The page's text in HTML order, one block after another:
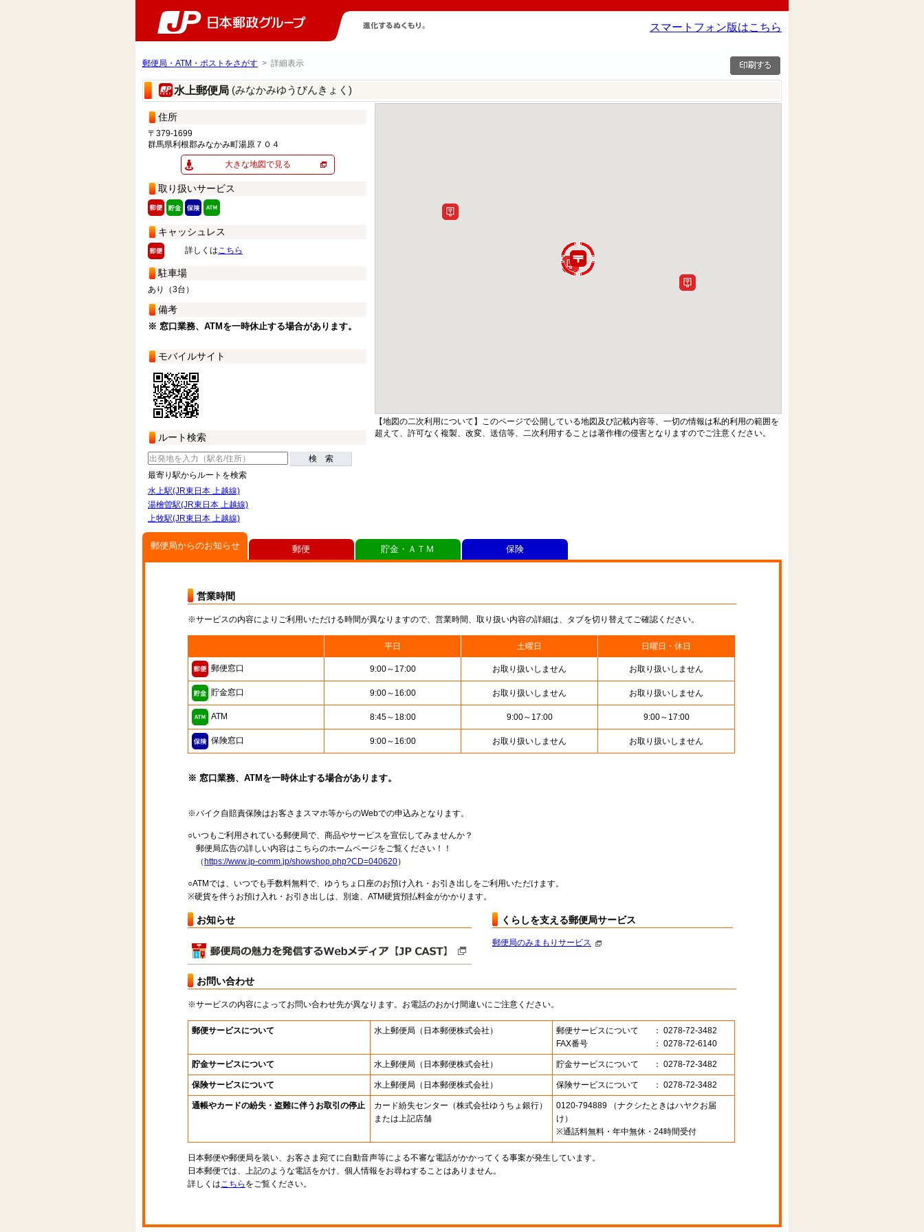
スマートフォン版はこちら
郵便局・ATM・ポストをさがす > 詳細表示
水上郵便局 (みなかみゆうびんきょく)
住所
〒379-1699
群馬県利根郡みなかみ町湯原７０４
大きな地図で見る
取り扱いサービス
キャッシュレス
詳しくはこちら
駐車場
あり（3台）
備考
※ 窓口業務、ATMを一時休止する場合があります。
モバイルサイト
ルート検索
検 索
最寄り駅からルートを検索
水上駅(JR東日本 上越線)
湯檜曽駅(JR東日本 上越線)
上牧駅(JR東日本 上越線)
【地図の二次利用について】このページで公開している地図及び記載内容等、一切の情報は私的利用の範囲を
超えて、許可なく複製、改変、送信等、二次利用することは著作権の侵害となりますのでご注意ください。
郵便局からのお知らせ
営業時間
※サービスの内容によりご利用いただける時間が異なりますので、営業時間、取り扱い内容の詳細は、タブを切り替えてご確認ください。
平日 土曜日 日曜日・休日
郵便窓口 9:00～17:00 お取り扱いしません お取り扱いしません
貯金窓口 9:00～16:00 お取り扱いしません お取り扱いしません
ATM 8:45～18:00 9:00～17:00 9:00～17:00
保険窓口 9:00～16:00 お取り扱いしません お取り扱いしません
※ 窓口業務、ATMを一時休止する場合があります。
※バイク自賠責保険はお客さまスマホ等からのWebでの申込みとなります。
○いつもご利用されている郵便局で、商品やサービスを宣伝してみませんか？
郵便局広告の詳しい内容はこちらのホームページをご覧ください！！
（ https://www.jp-comm.jp/showshop.php?CD=040620）
○ATMでは、いつでも手数料無料で、ゆうちょ口座のお預け入れ・お引き出しをご利用いただけます。
※硬貨を伴うお預け入れ・お引き出しは、別途、ATM硬貨預払料金がかかります。
お知らせ くらしを支える郵便局サービス
郵便局のみまもりサービス
お問い合わせ
※サービスの内容によってお問い合わせ先が異なります。お電話のおかけ間違いにご注意ください。
郵便サービスについて 水上郵便局 （日本郵便株式会社） 郵便サービスについて
： 0278-72-3482
FAX番号
： 0278-72-6140
貯金サービスについて 水上郵便局 （日本郵便株式会社） 貯金サービスについて ： 0278-72-3482
保険サービスについて 水上郵便局 （日本郵便株式会社） 保険サービスについて ： 0278-72-3482
通帳やカードの紛失・盗難に伴うお取引の停止 カード紛失センター （株式会社ゆうちょ銀行）
または上記店舗
0120-794889 （ナクシたときはハヤクお届
け）
※通話料無料・年中無休・24時間受付
日本郵便や郵便局を装い、お客さま宛てに自動音声等による不審な電話がかかってくる事案が発生しています。
日本郵便では、上記のような電話をかけ、個人情報をお尋ねすることはありません。
詳しくはこちら をご覧ください。
郵便 貯金・ＡＴＭ 保険